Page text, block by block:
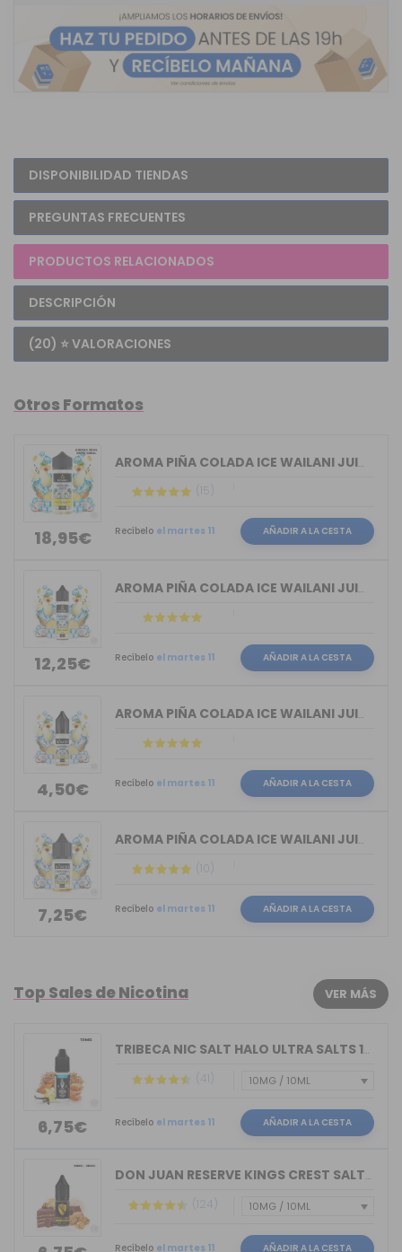
DISPONIBILIDAD TIENDAS
PREGUNTAS FRECUENTES
PRODUCTOS RELACIONADOS
DESCRIPCIÓN
(20) ⭐ VALORACIONES
Otros Formatos
18,95€
AROMA PIÑA COLADA ICE WAILANI JUICE B...
(15)
Recíbelo el martes 11 AÑADIR A LA CESTA
12,25€
AROMA PIÑA COLADA ICE WAILANI JUICE B...
Recíbelo el martes 11 AÑADIR A LA CESTA
4,50€
AROMA PIÑA COLADA ICE WAILANI JUICE B...
Recíbelo el martes 11 AÑADIR A LA CESTA
7,25€
AROMA PIÑA COLADA ICE WAILANI JUICE B...
(10)
Recíbelo el martes 11 AÑADIR A LA CESTA
Top Sales de Nicotina VER MÁS
6,75€
TRIBECA NIC SALT HALO ULTRA SALTS 10M...
(41)
Recíbelo el martes 11 AÑADIR A LA CESTA
DON JUAN RESERVE KINGS CREST SALTS 10ML
(124)
Recíbelo el martes 11 AÑADIR A LA CESTA